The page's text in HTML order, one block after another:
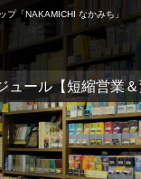
プ「NAKAMICHI なかみち」
ュール【短縮営業